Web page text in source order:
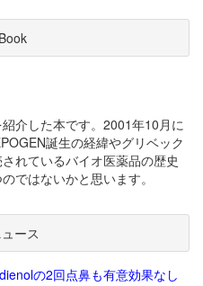
介した本です。2001年10月に
誕生の経緯やグリベック
れているバイオ医薬品の歴史
ではないかと思います。
ース
の2回点鼻も有意効果なし